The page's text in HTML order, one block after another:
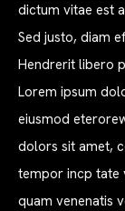
dictum vitae est
Sed justo, diam
Hendrerit libero
Lorem ipsum
eiusmod
dolors sit amet,
tempor incp tate
quam venenatis